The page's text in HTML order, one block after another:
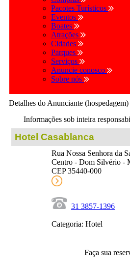
Pacotes Turísticos
Eventos
Boates
Atrações
Cidades
Parques
Serviços
Anuncie conosco
Sobre nós
Detalhes do Anunciante (hospedagem)
Informações sob inteira
Hotel Casablanca
Rua Nossa Senhora da
Centro - Dom Silvério -
CEP 35440-000
31 3857-1396
Categoria: Hotel
Faça sua